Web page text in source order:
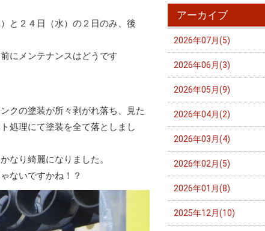
と２４日（水）の２日のみ、後
にメンテナンスはどうです
クの塗装が所々剥がれ落ち、見た
処理にて塗装を全て落としまし
なり綺麗になりました。
ないですかね！？
アーカイブ
2026年07月(5)
2026年06月(3)
2026年05月(9)
2026年04月(2)
2026年03月(4)
2026年02月(5)
2026年01月(8)
2025年12月(10)